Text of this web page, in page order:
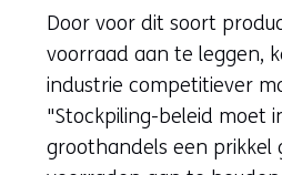
Door voor dit soort
voorraad aan te leggen,
industrie competitiever
"Stockpiling-beleid moet
groothandels een prikkel